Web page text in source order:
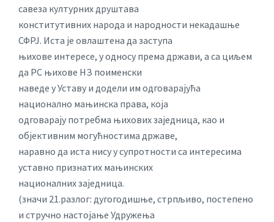
савеза културних друштава
конститутивних народа и народности некадашње
СФРЈ. Иста је овлаштена да заступа
њихове интересе, у односу према држави, а са циљем
да РС њихове НЗ поименски
наведе у Уставу и додели им одговарајућа
национално мањинска права, која
одговарају потребма њихових заједница, као и
објективним могућностима државе,
наравно да иста нису у супротности са интересима
уставно признатих мањинских
националних заједница.
(значи 21.разлог: дугогодишње, стрпљиво, постепено
и стручно настојање Удружења